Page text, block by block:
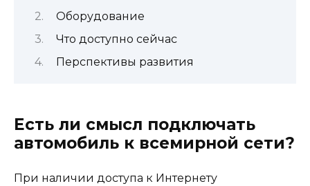
Оборудование
Что доступно сейчас
Перспективы развития
Есть ли смысл подключать
автомобиль к всемирной сети?
При наличии доступа к Интернету